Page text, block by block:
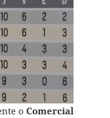
o Comercial